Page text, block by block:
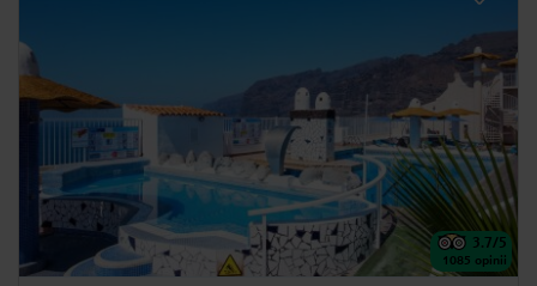
3.7/5
1085 opinii